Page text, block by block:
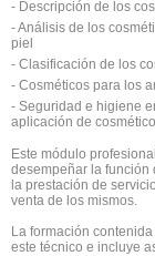
- Descripción de los
- Análisis de los
piel
- Clasificación de los
- Cosméticos para los
- Seguridad e higiene
aplicación de
Este módulo
desempeñar la función
la prestación de
venta de los mismos.
La formación
este técnico e incluye